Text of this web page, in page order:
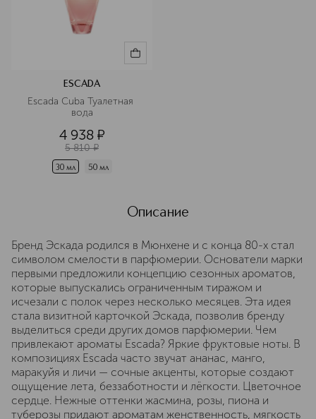
ESCADA
Escada Cuba Туалетная
вода
4 938 ¤
5 810 ¤
30 мл 50 мл
Описание
Бренд Эскада родился в Мюнхене и с конца 80-х стал
символом смелости в парфюмерии. Основатели марки
первыми предложили концепцию сезонных ароматов,
которые выпускались ограниченным тиражом и
исчезали с полок через несколько месяцев. Эта идея
стала визитной карточкой Эскада, позволив бренду
выделиться среди других домов парфюмерии. Чем
привлекают ароматы Escada? Яркие фруктовые ноты. В
композициях Escada часто звучат ананас, манго,
маракуйя и личи — сочные акценты, которые создают
ощущение лета, беззаботности и лёгкости. Цветочное
сердце. Нежные оттенки жасмина, розы, пиона и
туберозы придают ароматам женственность, мягкость